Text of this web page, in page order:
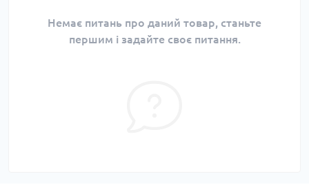
Немає питань про даний товар, станьте
першим і задайте своє питання.